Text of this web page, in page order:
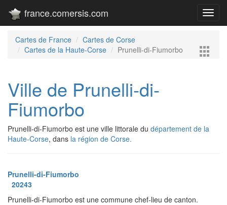
france.comersis.com
Cartes de France
Cartes de Corse
Cartes de la Haute-Corse
Prunelli-di-Fiumorbo
Ville de Prunelli-di-
Fiumorbo
Prunelli-di-Fiumorbo est une ville littorale du département de la
Haute-Corse, dans la région de Corse.
Prunelli-di-Fiumorbo
20243
Prunelli-di-Fiumorbo est une commune chef-lieu de canton.